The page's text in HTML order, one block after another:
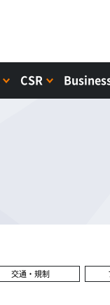
CSR
交通・規制